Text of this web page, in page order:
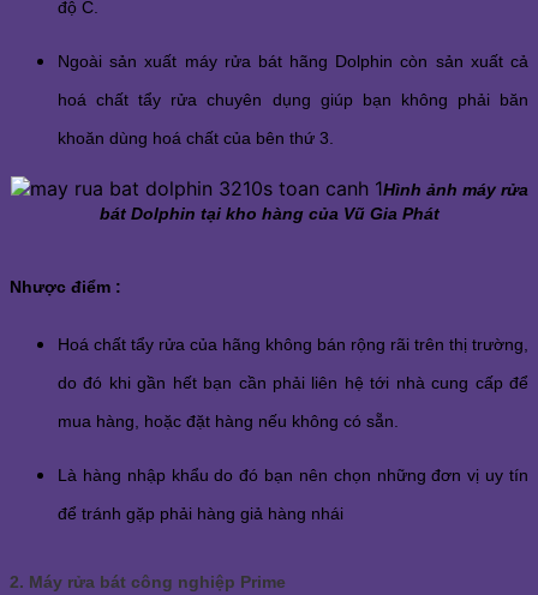
độ C.
Ngoài sản xuất máy rửa bát hãng Dolphin còn sản xuất cả
hoá chất tẩy rửa chuyên dụng giúp bạn không phải băn
khoăn dùng hoá chất của bên thứ 3.
Hình ảnh máy rửa
bát Dolphin tại kho hàng của Vũ Gia Phát
Nhược điểm :
Hoá chất tẩy rửa của hãng không bán rộng rãi trên thị trường,
do đó khi gần hết bạn cần phải liên hệ tới nhà cung cấp để
mua hàng, hoặc đặt hàng nếu không có sẵn.
Là hàng nhập khẩu do đó bạn nên chọn những đơn vị uy tín
để tránh gặp phải hàng giả hàng nhái
2. Máy rửa bát công nghiệp Prime